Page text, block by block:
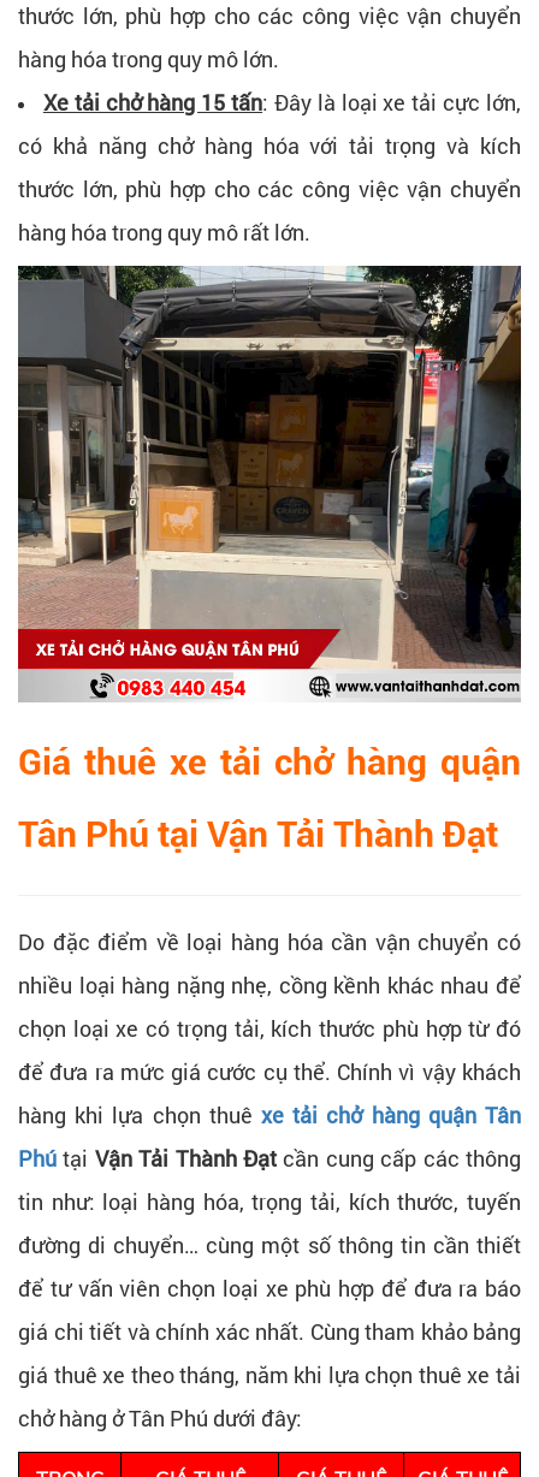
thước lớn, phù hợp cho các công việc vận chuyển
hàng hóa trong quy mô lớn.
Xe tải chở hàng 15 tấn: Đây là loại xe tải cực lớn,
có khả năng chở hàng hóa với tải trọng và kích
thước lớn, phù hợp cho các công việc vận chuyển
hàng hóa trong quy mô rất lớn.
Giá thuê xe tải chở hàng quận
Tân Phú tại Vận Tải Thành Đạt
Do đặc điểm về loại hàng hóa cần vận chuyển có
nhiều loại hàng nặng nhẹ, cồng kềnh khác nhau để
chọn loại xe có trọng tải, kích thước phù hợp từ đó
để đưa ra mức giá cước cụ thể. Chính vì vậy khách
hàng khi lựa chọn thuê xe tải chở hàng quận Tân
Phú tại Vận Tải Thành Đạt cần cung cấp các thông
tin như: loại hàng hóa, trọng tải, kích thước, tuyến
đường di chuyển… cùng một số thông tin cần thiết
để tư vấn viên chọn loại xe phù hợp để đưa ra báo
giá chi tiết và chính xác nhất. Cùng tham khảo bảng
giá thuê xe theo tháng, năm khi lựa chọn thuê xe tải
chở hàng ở Tân Phú dưới đây: